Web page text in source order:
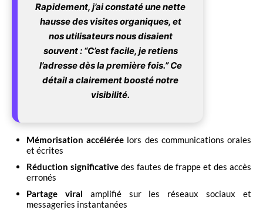
Rapidement, j’ai constaté une nette
hausse des visites organiques, et
nos utilisateurs nous disaient
souvent : “C’est facile, je retiens
l’adresse dès la première fois.” Ce
détail a clairement boosté notre
visibilité.
Mémorisation accélérée lors des communications orales
et écrites
Réduction significative des fautes de frappe et des accès
erronés
Partage viral amplifié sur les réseaux sociaux et
messageries instantanées